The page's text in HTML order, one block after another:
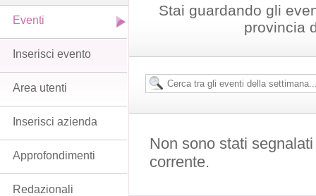
Stai guardando gli
provincia
Non sono stati
corrente.
Eventi
Inserisci evento
Area utenti
Inserisci azienda
Approfondimenti
Redazionali